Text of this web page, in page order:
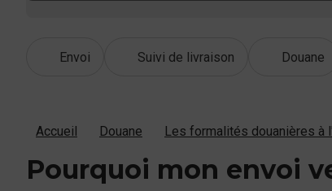
Envoi Suivi de livraison Douane
Accueil Douane Les formalités douanières à
Pourquoi mon envoi